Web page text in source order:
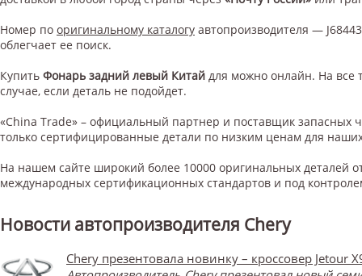
Номер по оригинальному каталогу автопроизводителя —
облегчает ее поиск.
Купить Фонарь задний левый Китай для можно онлайн. На все
случае, если деталь не подойдет.
«China Trade» – официальный партнер и поставщик запасных
только сертифицированные детали по низким ценам для
На нашем сайте широкий более 10000 оригинальных деталей
международных сертификационных стандартов и под
Новости автопроизводителя Chery
Chery презентовала новинку – кроссовер Jetour